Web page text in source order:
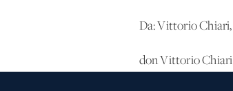
Da: Vittorio Chiari,
don Vittorio Chiari